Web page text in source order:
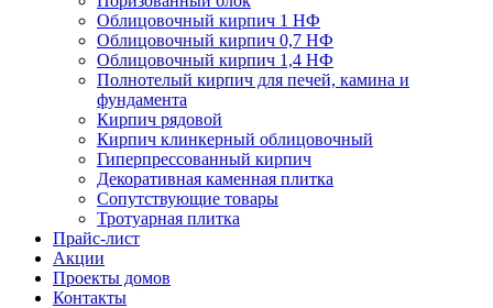
Облицовочный кирпич 1 НФ
Облицовочный кирпич 0,7 НФ
Облицовочный кирпич 1,4 НФ
Полнотелый кирпич для печей, камина и
фундамента
Кирпич рядовой
Кирпич клинкерный облицовочный
Гиперпрессованный кирпич
Декоративная каменная плитка
Сопутствующие товары
Тротуарная плитка
Прайс-лист
Акции
Проекты домов
Контакты